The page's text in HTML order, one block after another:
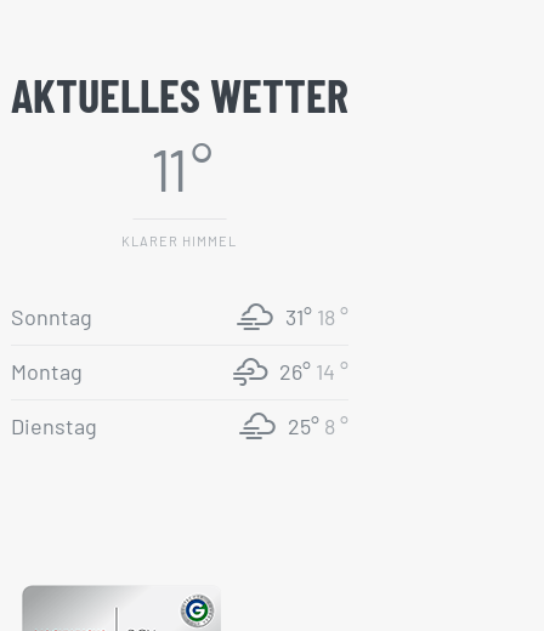
AKTUELLES WETTER
11 °
KLARER HIMMEL
Sonntag 31° 18 °
Montag 26° 14 °
Dienstag 25° 8 °